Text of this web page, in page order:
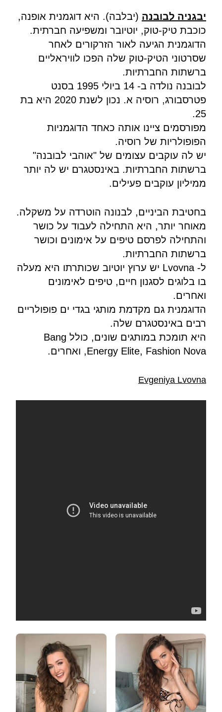
יבגניה לבובנה (יבלבה). היא דוגמנית אופנה,
כוכבת טיק-טוק, יוטיובר ומשפיעה חברתית.
הדוגמנית הגיעה לאור הזרקורים לאחר
שסרטוני הטיק-טוק שלה הפכו לוויראליים
ברשתות החברתיות.
לבובנה נולדה ב- 14 ביולי 1995 בסנט
פטרסבורג, רוסיה א. נכון לשנת 2020 היא בת
25.
מפורסמים ציינו אותה כאחד הדוגמניות
הפופולריות של רוסיה.
יש לה עוקבים עצומים של "אוהבי לבובנה"
ברשתות החברתיות. באינסטגרם יש לה יותר
ממיליון עוקבים פעילים.
בחטיבת הביניים, לבנונה הוטרדה על משקלה.
מאוחר יותר, היא התחילה לעבוד על כושר
והתחילה לפרסם טיפים על אימונים וכושר
ברשתות החברתיות.
ל- Lvovna יש ערוץ יוטיוב שכותרתו היא מעלה
בו בלוגים לסגנון חיים, טיפים לאימונים
ואחרים.
הדוגמנית גם מקדמת מותגי בגדי ים פופולריים
רבים באינסטגרם שלה.
היא תומכת במותגים שונים, כולל Bang
Energy Elite, Fashion Nova, ואחרים.
Evgeniya Lvovna